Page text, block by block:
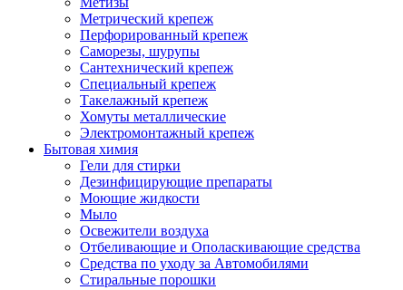
Метрический крепеж
Перфорированный крепеж
Саморезы, шурупы
Сантехнический крепеж
Специальный крепеж
Такелажный крепеж
Хомуты металлические
Электромонтажный крепеж
Бытовая химия
Гели для стирки
Дезинфицирующие препараты
Моющие жидкости
Мыло
Освежители воздуха
Отбеливающие и Ополаскивающие средства
Средства по уходу за Автомобилями
Стиральные порошки